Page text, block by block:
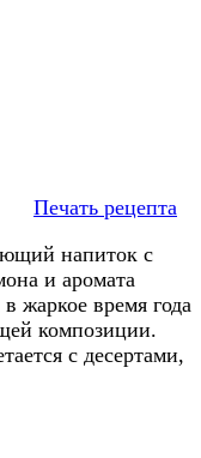
Печать рецепта
напиток с
и аромата
жаркое время года
композиции.
с десертами,